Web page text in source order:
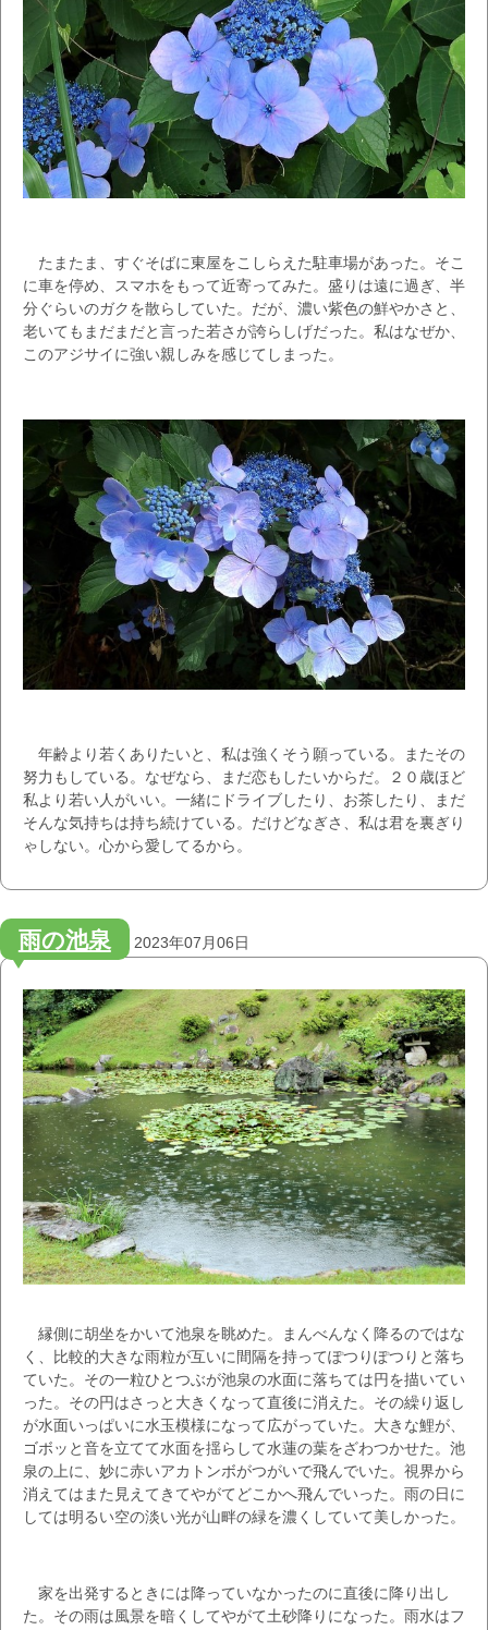
たまたま、すぐそばに東屋をこしらえた駐車場があった。そこ
に車を停め、スマホをもって近寄ってみた。盛りは遠に過ぎ、半
分ぐらいのガクを散らしていた。だが、濃い紫色の鮮やかさと、
老いてもまだまだと言った若さが誇らしげだった。私はなぜか、
このアジサイに強い親しみを感じてしまった。
年齢より若くありたいと、私は強くそう願っている。またその
努力もしている。なぜなら、まだ恋もしたいからだ。２０歳ほど
私より若い人がいい。一緒にドライブしたり、お茶したり、まだ
そんな気持ちは持ち続けている。だけどなぎさ、私は君を裏ぎり
ゃしない。心から愛してるから。
雨の池泉 2023年07月06日
縁側に胡坐をかいて池泉を眺めた。まんべんなく降るのではな
く、比較的大きな雨粒が互いに間隔を持ってぽつりぽつりと落ち
ていた。その一粒ひとつぶが池泉の水面に落ちては円を描いてい
った。その円はさっと大きくなって直後に消えた。その繰り返し
が水面いっぱいに水玉模様になって広がっていた。大きな鯉が、
ゴボッと音を立てて水面を揺らして水蓮の葉をざわつかせた。池
泉の上に、妙に赤いアカトンボがつがいで飛んでいた。視界から
消えてはまた見えてきてやがてどこかへ飛んでいった。雨の日に
しては明るい空の淡い光が山畔の緑を濃くしていて美しかった。
家を出発するときには降っていなかったのに直後に降り出し
た。その雨は風景を暗くしてやがて土砂降りになった。雨水はフ